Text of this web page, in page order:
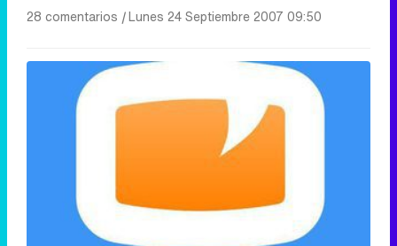
28 comentarios |Lunes 24 Septiembre 2007 09:50